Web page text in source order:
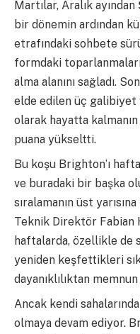
Martılar, Aralık
bir dönemin ardından
etrafındaki sohbete
formdaki
alma alanını sağladı.
elde edilen üç galibiyet
olarak hayatta
puana yükseltti.
Bu koşu Brighton’ı
ve buradaki bir başka
sıralamanın üst
Teknik Direktör Fabian
haftalarda, özellikle de
yeniden keşfettikleri
dayanıklılıktan
Ancak kendi
olmaya devam ediyor.